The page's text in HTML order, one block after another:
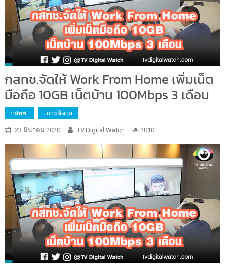
กสทช.จัดให้ Work From Home เพิ่มเน็ต
มือถือ 10GB เน็ตบ้าน 100Mbps 3 เดือน
กสทช. เกาะติดจอ
23 มีนาคม 2020 TV Digital Watch 2010